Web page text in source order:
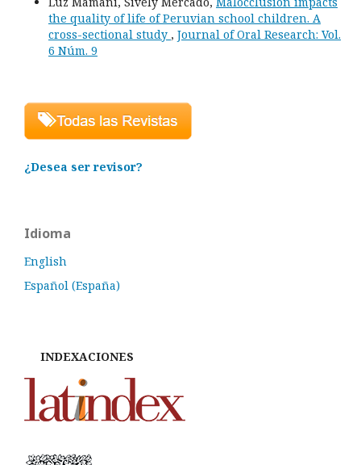
the quality of life of Peruvian school children. A
cross-sectional study , Journal of Oral Research: Vol.
6 Núm. 9
¿Desea ser revisor?
Idioma
English
Español (España)
INDEXACIONES